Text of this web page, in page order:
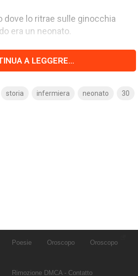
dove lo ritrae sulle ginocchia
era un neonato.
A LEGGERE...
storia infermiera neonato 30
Poesie Oroscopo Oroscopo
Rimozione DMCA - Contatto